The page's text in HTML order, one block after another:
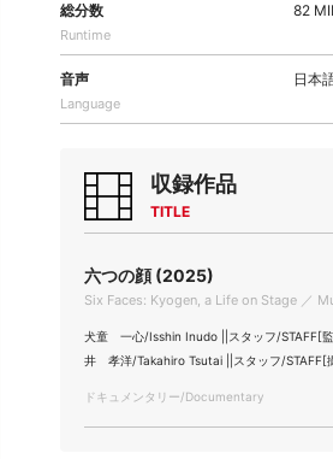
総分数
Runtime
82
音声
Language
日本
収録作品
TITLE
六つの顔 (2025)
Six Faces: Kyogen, a Life on Stage ／
犬童 一心/Isshin Inudo ||スタッフ/STAFF[
井 孝洋/Takahiro Tsutai ||スタッフ/
ドキュメンタリー/Documentary